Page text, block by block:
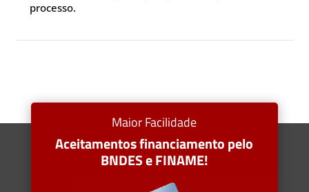
processo.
Maior Facilidade
Aceitamentos financiamento pelo
BNDES e FINAME!